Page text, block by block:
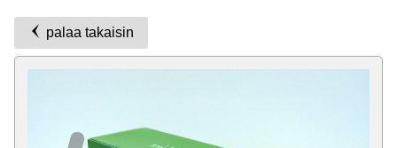
palaa takaisin